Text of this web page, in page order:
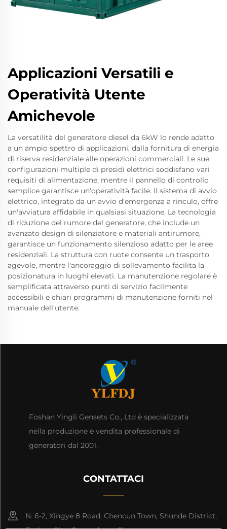
Applicazioni Versatili e
Operatività Utente
Amichevole
La versatilità del generatore diesel da 6kW lo rende adatto
a un ampio spettro di applicazioni, dalla fornitura di energia
di riserva residenziale alle operazioni commerciali. Le sue
configurazioni multiple di presidi elettrici soddisfano vari
requisiti di alimentazione, mentre il pannello di controllo
semplice garantisce un'operatività facile. Il sistema di avvio
elettrico, integrato da un avvio d'emergenza a rinculo, offre
un'avviatura affidabile in qualsiasi situazione. La tecnologia
di riduzione del rumore del generatore, che include un
avanzato design di silenziatore e materiali antirumore,
garantisce un funzionamento silenzioso adatto per le aree
residenziali. La struttura con ruote consente un trasporto
agevole, mentre l'ancoraggio di sollevamento facilita la
posizionatura in luoghi elevati. La manutenzione regolare è
semplificata attraverso punti di servizio facilmente
accessibili e chiari programmi di manutenzione forniti nel
manuale dell'utente.
Foshan Yingli Gensets Co., Ltd è specializzata
nella produzione e vendita professionale di
generatori dal 2001.
CONTATTACI
N. 6-2, Xingye 8 Road, Chencun Town, Shunde District,